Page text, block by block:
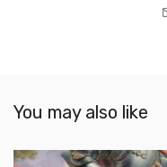
You may also like